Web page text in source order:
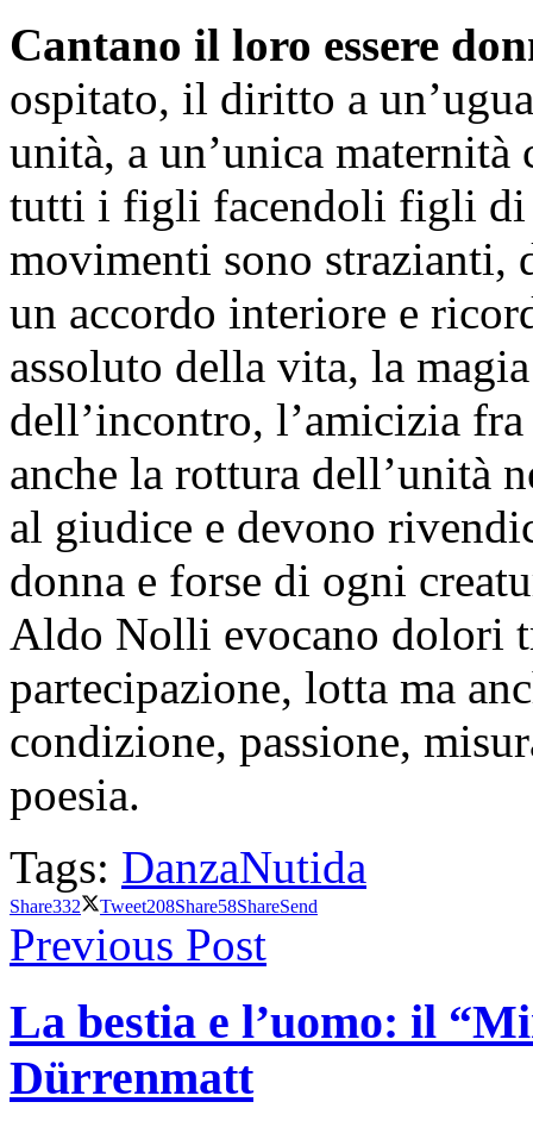
Cantano il loro essere
ospitato, il diritto a
unità, a un’unica maternità
tutti i figli facendoli figli di
movimenti sono
un accordo interiore e
assoluto della vita, la
dell’incontro, l’amicizia
anche la rottura dell’unità
al giudice e devono
donna e forse di ogni
Aldo Nolli evocano dolori
partecipazione, lotta ma
condizione, passione,
poesia.
Tags: DanzaNutida
Share332 Tweet208Share58ShareSend
Previous Post
La bestia e l’uomo: il
Dürrenmatt